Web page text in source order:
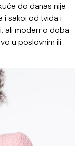
do danas nije
i sakoi od tvida i
ali moderno doba
u poslovnim ili